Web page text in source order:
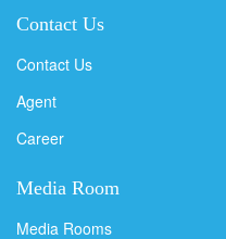
Contact Us
Contact Us
Agent
Career
Media Room
Media Rooms